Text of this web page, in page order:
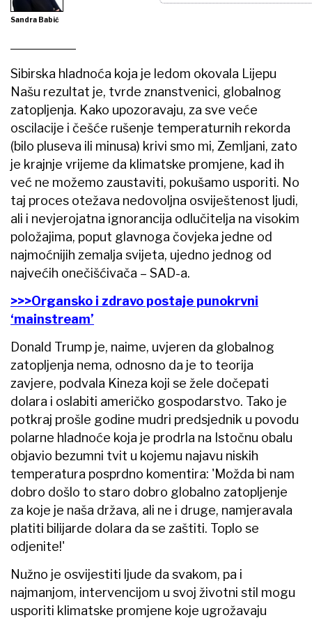
Sandra Babić
Sibirska hladnoća koja je ledom okovala Lijepu
Našu rezultat je, tvrde znanstvenici, globalnog
zatopljenja. Kako upozoravaju, za sve veće
oscilacije i češće rušenje temperaturnih rekorda
(bilo pluseva ili minusa) krivi smo mi, Zemljani, zato
je krajnje vrijeme da klimatske promjene, kad ih
već ne možemo zaustaviti, pokušamo usporiti. No
taj proces otežava nedovoljna osviještenost ljudi,
ali i nevjerojatna ignorancija odlučitelja na visokim
položajima, poput glavnoga čovjeka jedne od
najmoćnijih zemalja svijeta, ujedno jednog od
najvećih onečišćivača – SAD-a.
>>>Organsko i zdravo postaje punokrvni
‘mainstream’
Donald Trump je, naime, uvjeren da globalnog
zatopljenja nema, odnosno da je to teorija
zavjere, podvala Kineza koji se žele dočepati
dolara i oslabiti američko gospodarstvo. Tako je
potkraj prošle godine mudri predsjednik u povodu
polarne hladnoće koja je prodrla na Istočnu obalu
objavio bezumni tvit u kojemu najavu niskih
temperatura posprdno komentira: 'Možda bi nam
dobro došlo to staro dobro globalno zatopljenje
za koje je naša država, ali ne i druge, namjeravala
platiti bilijarde dolara da se zaštiti. Toplo se
odjenite!'
Nužno je osvijestiti ljude da svakom, pa i
najmanjom, intervencijom u svoj životni stil mogu
usporiti klimatske promjene koje ugrožavaju